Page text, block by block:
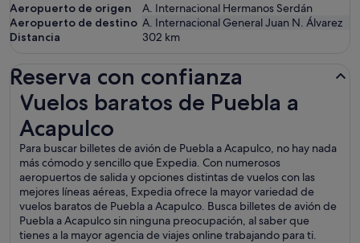
Aeropuerto de origen
A. Internacional Hermanos Serdán
Aeropuerto de destino A. Internacional General Juan N. Álvarez
Distancia
302 km
Reserva con confianza
Vuelos baratos de Puebla a
Acapulco
Para buscar billetes de avión de Puebla a Acapulco, no hay nada
más cómodo y sencillo que Expedia. Con numerosos
aeropuertos de salida y opciones distintas de vuelos con las
mejores líneas aéreas, Expedia ofrece la mayor variedad de
vuelos baratos de Puebla a Acapulco. Busca billetes de avión de
Puebla a Acapulco sin ninguna preocupación, al saber que
tienes a la mayor agencia de viajes online trabajando para ti.
Vuelos baratos de Puebla a Acapulco